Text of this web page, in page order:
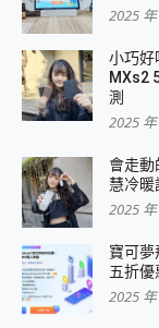
2025
小巧好
MXs2
測
2025
會走動
慧冷暖
2025
寶可
五折優
2025